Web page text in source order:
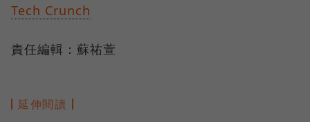
Tech Crunch
責任編輯：蘇祐萱
延伸閱讀